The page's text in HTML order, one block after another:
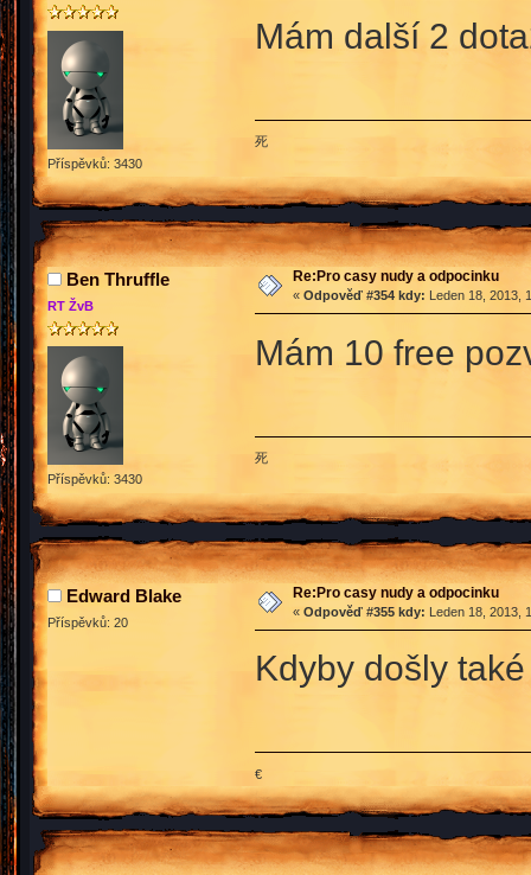
Příspěvků: 3430
Mám další 2
死
Ben Thruffle
RT ŽvB
Příspěvků: 3430
Re:Pro casy nudy a odpocinku
« Odpověď #354 kdy: Leden 18, 2013,
Mám 10 free
死
Edward Blake
Příspěvků: 20
Re:Pro casy nudy a odpocinku
« Odpověď #355 kdy: Leden 18, 2013,
Kdyby došly
€